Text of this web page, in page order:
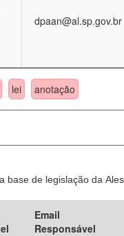
dpaan@al.sp.gov.br
lei anotação
base de legislação da
Email
Responsável